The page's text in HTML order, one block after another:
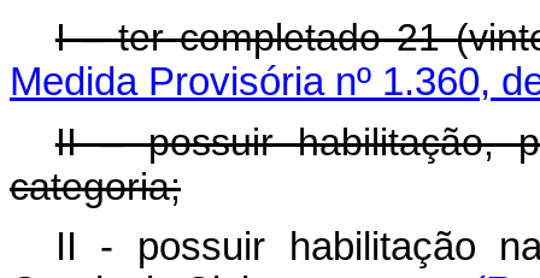
I – ter completado 21
Medida Provisória nº 1.360,
II – possuir habilitação,
categoria;
II - possuir habilitação